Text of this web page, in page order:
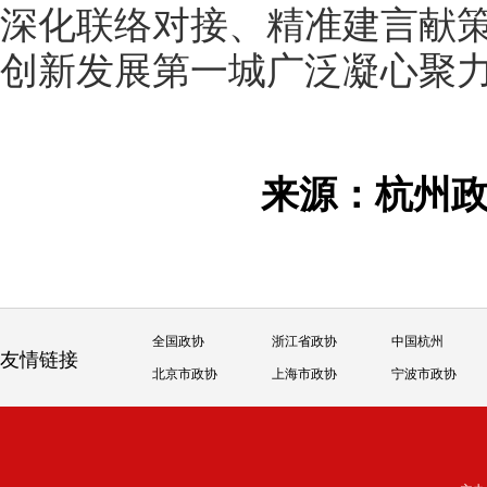
深化联络对接、精准建言献
创新发展第一城广泛凝心聚
来源：杭
友情链接
全国政协 浙江省政协 中国杭州
北京市政协 上海市政协 宁波市政协